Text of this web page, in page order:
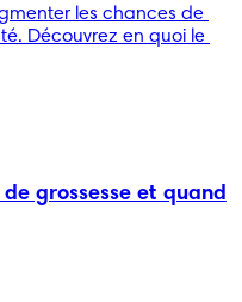
les chances de
Découvrez en quoi le
grossesse et quand